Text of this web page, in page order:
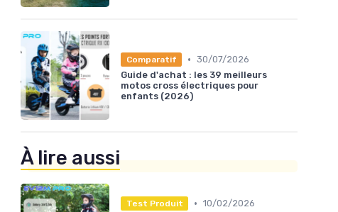
Comparatif • 30/07/2026
Guide d'achat : les 39 meilleurs
motos cross électriques pour
enfants (2026)
À lire aussi
Test Produit • 10/02/2026